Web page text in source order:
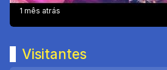
1 mês atrás
Visitantes